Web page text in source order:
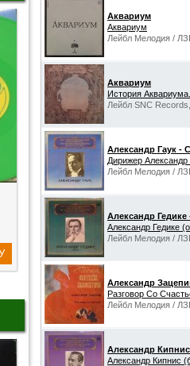
Аквариум
Аквариум
Лейбл Мелодия /
Аквариум
История
Лейбл SNC
Александр Гаук -
Дирижер Александр
Лейбл Мелодия /
Александр
Александр Гедике
Лейбл Мелодия /
Александр
Разговор Со
Лейбл Мелодия /
Александр
Александр Кипнис